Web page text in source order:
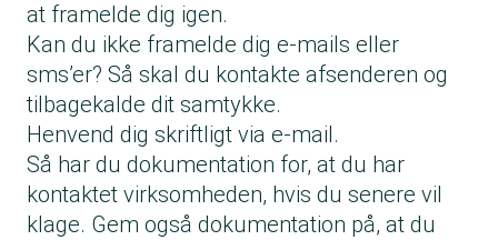
at framelde dig igen.
Kan du ikke framelde dig e-mails eller
sms’er? Så skal du kontakte afsenderen og
tilbagekalde dit samtykke.
Henvend dig skriftligt via e-mail.
Så har du dokumentation for, at du har
kontaktet virksomheden, hvis du senere vil
klage. Gem også dokumentation på, at du